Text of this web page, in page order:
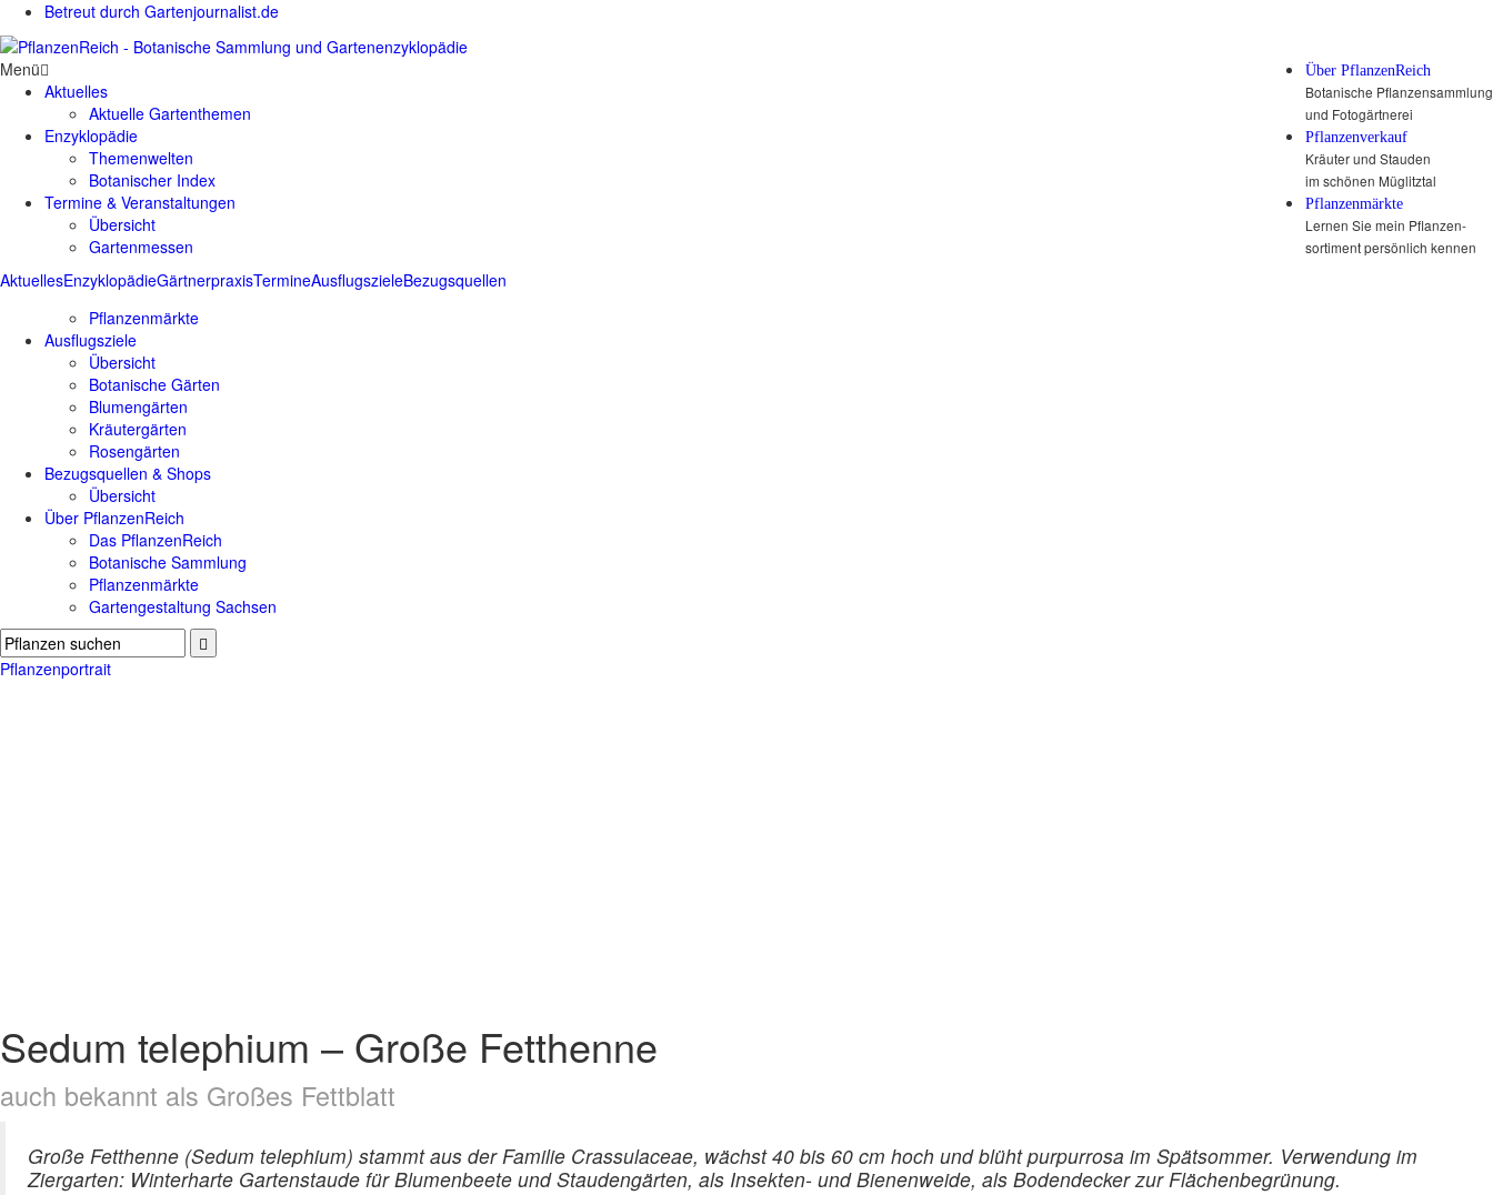
Betreut durch Gartenjournalist.de
Über PflanzenReich
Botanische Pflanzensammlung
und Fotogärtnerei
Pflanzenverkauf
Kräuter und Stauden
im schönen Müglitztal
Pflanzenmärkte
Lernen Sie mein Pflanzen-
sortiment persönlich kennen
AktuellesEnzyklopädieGärtnerpraxisTermineAusflugszieleBezugsquellen
Menü
Aktuelles
Aktuelle Gartenthemen
Enzyklopädie
Themenwelten
Botanischer Index
Termine & Veranstaltungen
Übersicht
Gartenmessen
Pflanzenmärkte
Ausflugsziele
Übersicht
Botanische Gärten
Blumengärten
Kräutergärten
Rosengärten
Bezugsquellen & Shops
Übersicht
Über PflanzenReich
Das PflanzenReich
Botanische Sammlung
Pflanzenmärkte
Gartengestaltung Sachsen
Pflanzenportrait
Sedum telephium – Große Fetthenne
auch bekannt als Großes Fettblatt
Große Fetthenne (Sedum telephium) stammt aus der Familie Crassulaceae, wächst 40 bis 60 cm hoch und blüht purpurrosa im Spätsommer. Verwendung im
Ziergarten: Winterharte Gartenstaude für Blumenbeete und Staudengärten, als Insekten- und Bienenweide, als Bodendecker zur Flächenbegrünung.